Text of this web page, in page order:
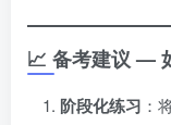
📈 备考建议 —
阶段化练习 ：